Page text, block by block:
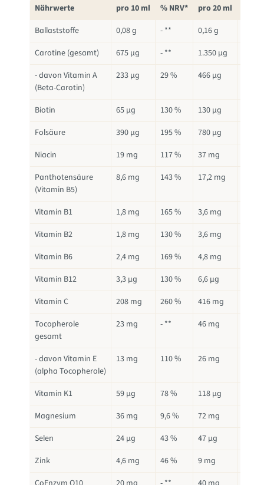
Nährwerte pro 10 ml % NRV* pro 20 ml
Ballaststoffe
0,08 g - ** 0,16 g
Carotine (gesamt)
675 µg - ** 1.350 µg
- davon Vitamin A
(Beta-Carotin)
233 µg 29 % 466 µg
Biotin 65 µg 130 % 130 µg
Folsäure
390 µg 195 % 780 µg
Niacin
19 mg 117 % 37 mg
Panthotensäure
(Vitamin B5)
8,6 mg 143 % 17,2 mg
Vitamin B1 1,8 mg 165 % 3,6 mg
Vitamin B2
1,8 mg 130 % 3,6 mg
Vitamin B6
2,4 mg 169 % 4,8 mg
Vitamin B12
3,3 µg 130 % 6,6 µg
Vitamin C
208 mg 260 % 416 mg
Tocopherole
gesamt
23 mg - ** 46 mg
- davon Vitamin E
(alpha Tocopherole)
13 mg 110 % 26 mg
Vitamin K1 59 µg 78 % 118 µg
Magnesium
36 mg 9,6 % 72 mg
Selen
24 µg 43 % 47 µg
Zink
4,6 mg 46 % 9 mg